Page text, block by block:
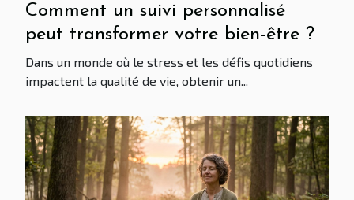
Comment un suivi personnalisé
peut transformer votre bien-être ?
Dans un monde où le stress et les défis quotidiens
impactent la qualité de vie, obtenir un...